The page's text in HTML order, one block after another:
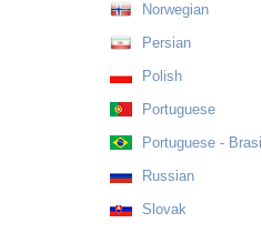
Norwegian
Persian
Polish
Portuguese
Portuguese - Brasil
Russian
Slovak